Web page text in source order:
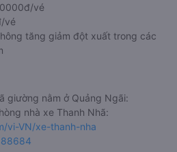
vé
vé
tăng giảm đột xuất trong các
giường nằm ở Quảng Ngãi:
nhà xe Thanh Nhã:
vi-VN/xe-thanh-nha